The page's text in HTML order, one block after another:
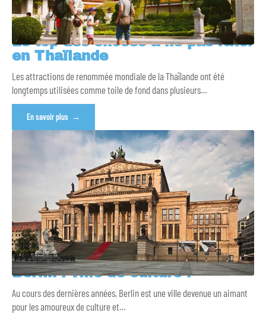
Le top des choses à ne pas rater
en Thaïlande
Les attractions de renommée mondiale de la Thaïlande ont été
longtemps utilisées comme toile de fond dans plusieurs…
En savoir plus
Berlin : ville de culture !
Au cours des dernières années, Berlin est une ville devenue un aimant
pour les amoureux de culture et…